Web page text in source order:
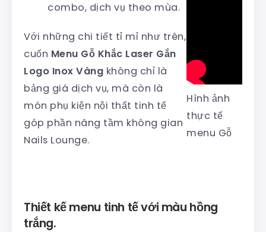
combo, dịch vụ theo mùa.
Với những chi tiết tỉ mỉ như trên,
cuốn Menu Gỗ Khắc Laser Gắn
Logo Inox Vàng không chỉ là
bảng giá dịch vụ, mà còn là
món phụ kiện nội thất tinh tế
góp phần nâng tầm không gian
Nails Lounge.
Hình ảnh
thực tế
menu Gỗ
Thiết kế menu tinh tế với màu hồng
trắng.